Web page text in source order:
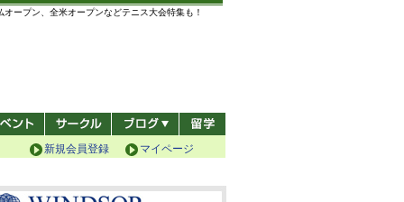
ープン、全米オープンなどテニス大会特集も！
マイページ
新規会員登録